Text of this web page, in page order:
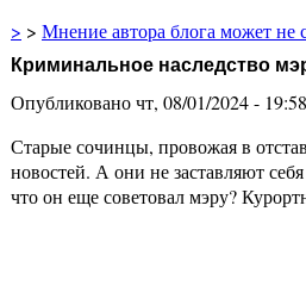
> > Мнение автора блога может не
Криминальное наследство
Опубликовано чт, 08/01/2024 -
Старые сочинцы, провожая в
новостей. А они не заставляют
что он еще советовал мэру?